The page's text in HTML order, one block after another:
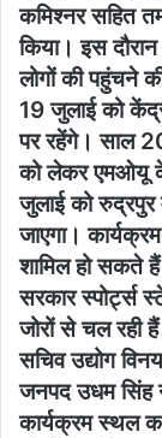
कमिश्नर सहित
किया। इस
लोगों की पहुंचने
19 जुलाई को
पर रहेंगे। साल
को लेकर एमओयू के
जुलाई को रुद्रपुर
जाएगा।
शामिल हो सकते
सरकार स्पोर्ट्स
जोरों से चल रही
सचिव उद्योग
जनपद उधम सिंह
कार्यक्रम स्थल